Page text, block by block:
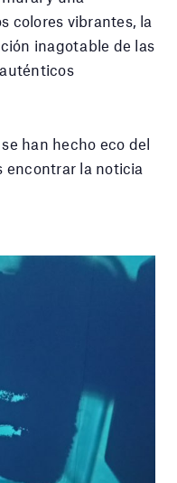
colores vibrantes, la
inagotable de las
han hecho eco del
encontrar la noticia